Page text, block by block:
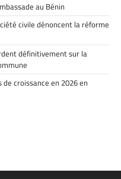
au Bénin
civile dénoncent la réforme
définitivement sur la
de croissance en 2026 en